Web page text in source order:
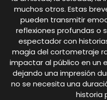
muchos otros. Estas
pueden transmitir
reflexiones profundas o
espectador con
magia del cortometraje
impactar al público en un
dejando una impresión
no se necesita una
historia